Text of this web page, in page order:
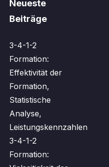
Neueste
Beiträge
3-4-1-2
Formation:
Effektivität der
Formation,
Statistische
Analyse,
Leistungskennzahlen
3-4-1-2
Formation: